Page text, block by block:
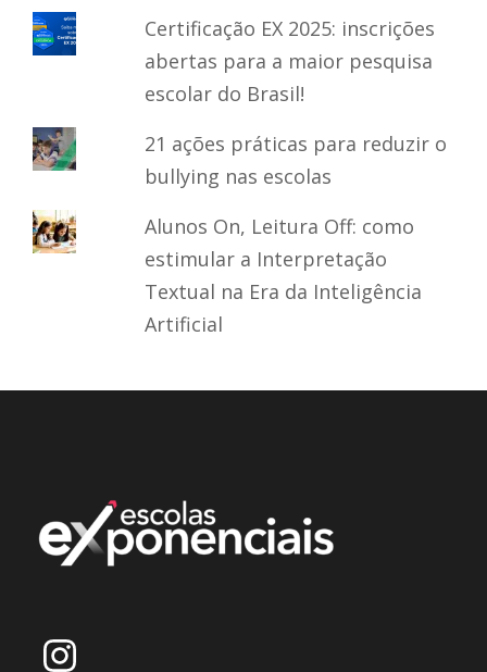
Certificação EX 2025: inscrições
abertas para a maior pesquisa
escolar do Brasil!
21 ações práticas para reduzir o
bullying nas escolas
Alunos On, Leitura Off: como
estimular a Interpretação
Textual na Era da Inteligência
Artificial